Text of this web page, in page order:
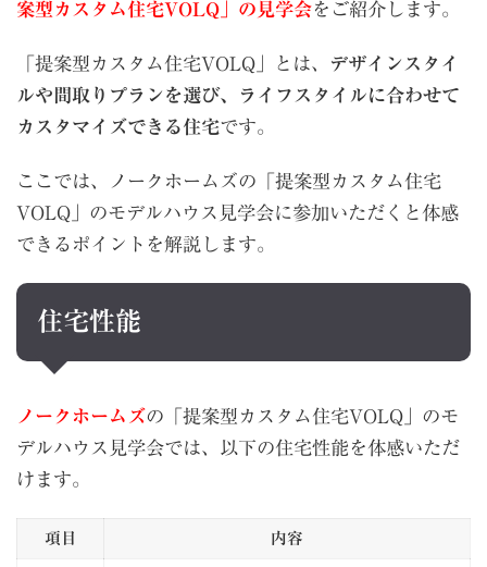
案型カスタム住宅VOLQ」の 見学会をご紹介します。
「提案型カスタム住宅VOLQ」とは、
デザインスタイ
ルや間取りプランを選び、ライフスタイルに合わせて
カスタマイズできる住宅です。
ここでは、ノークホームズの「提案型カスタム住宅
VOLQ」のモデルハウス見学会に参加いただくと体感
できるポイントを解説します。
住宅性能
ノークホームズの「提案型カスタム住宅VOLQ」のモ
デルハウス見学会では、以下の住宅性能を体感いただ
けます。
項目 内容